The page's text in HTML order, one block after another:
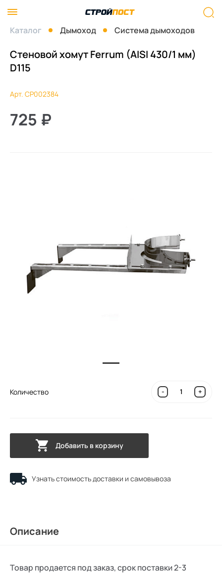
Каталог Дымоход Система дымоходов
Стеновой хомут Ferrum (AISI 430/1 мм)
D115
Арт. СР002384
725 ₽
Количество - +
Добавить в корзину
Узнать стоимость доставки и самовывоза
Описание
Товар продается под заказ, срок поставки 2-3